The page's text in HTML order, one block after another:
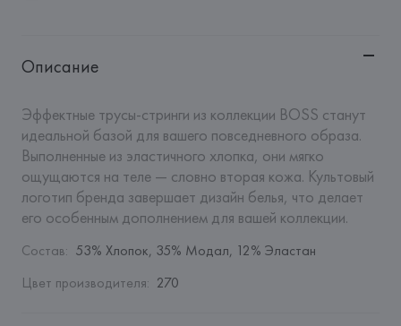
Описание
Эффектные трусы-стринги из коллекции BOSS станут
идеальной базой для вашего повседневного образа.
Выполненные из эластичного хлопка, они мягко
ощущаются на теле — словно вторая кожа. Культовый
логотип бренда завершает дизайн белья, что делает
его особенным дополнением для вашей коллекции.
Состав: 53% Хлопок, 35% Модал, 12% Эластан
Цвет производителя: 270